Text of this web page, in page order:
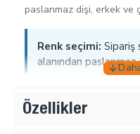
paslanmaz dişi, erkek ve
Renk seçimi: Sipariş
alanından paslanmaz
kaplama rengi
belirlemez.
Özellikler